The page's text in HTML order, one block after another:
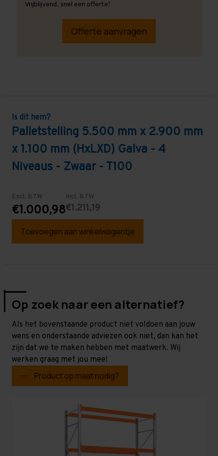
Vrijblijvend, snel een offerte!
Offerte aanvragen
Is dit hem?
Palletstelling 5.500 mm x 2.900 mm
x 1.100 mm (HxLXD) Galva - 4
Niveaus - Zwaar - T100
Excl. BTW
€1.000,98
Incl. BTW
€1.211,19
Toevoegen aan winkelwagentje
Op zoek naar een alternatief?
Als het bovenstaande product niet voldoen aan jouw
wens en onderstaande adviezen ook niet, dan kan het
zijn dat we te maken hebben met maatwerk. Wij
werken graag met jou mee!
Product op maat nodig?